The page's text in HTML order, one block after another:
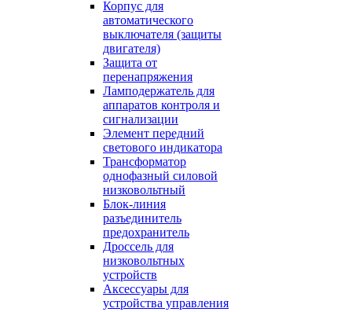
Корпус для
автоматического
выключателя (защиты
двигателя)
Защита от
перенапряжения
Ламподержатель для
аппаратов контроля и
сигнализации
Элемент передний
светового индикатора
Трансформатор
однофазный силовой
низковольтный
Блок-линия
разъединитель
предохранитель
Дроссель для
низковольтных
устройств
Аксессуары для
устройства управления